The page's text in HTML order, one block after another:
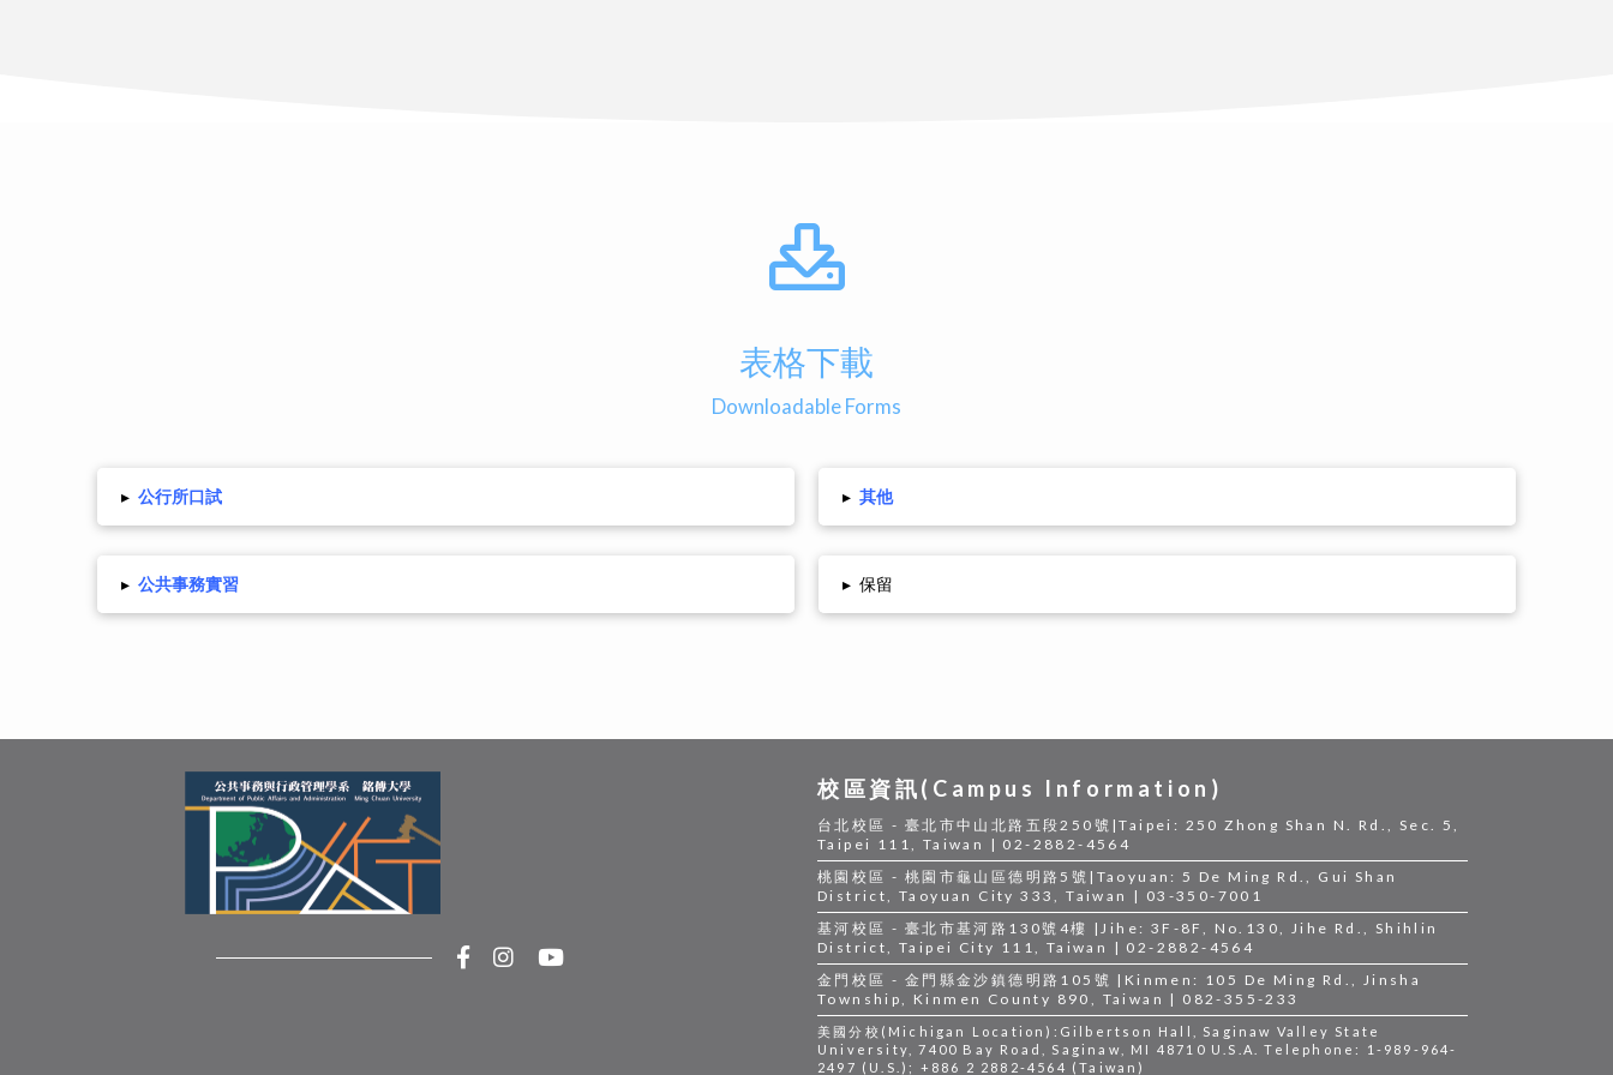
表格下載
Downloadable Forms
▸ 公行所口試
▸ 公共事務實習
▸ 其他
▸ 保留
校區資訊(Campus Information)
台北校區 - 臺北市中山北路五段250號|Taipei: 250 Zhong Shan N. Rd., Sec. 5,
Taipei 111, Taiwan | 02-2882-4564
桃園校區 - 桃園市龜山區德明路5號|Taoyuan: 5 De Ming Rd., Gui Shan
District, Taoyuan City 333, Taiwan | 03-350-7001
基河校區 - 臺北市基河路130號4樓 |Jihe: 3F-8F, No.130, Jihe Rd., Shihlin
District, Taipei City 111, Taiwan | 02-2882-4564
金門校區 - 金門縣金沙鎮德明路105號 |Kinmen: 105 De Ming Rd., Jinsha
Township, Kinmen County 890, Taiwan | 082-355-233
美國分校(Michigan Location):Gilbertson Hall, Saginaw Valley State
University, 7400 Bay Road, Saginaw, MI 48710 U.S.A. Telephone: 1-989-964-
2497 (U.S.); +886 2 2882-4564 (Taiwan)